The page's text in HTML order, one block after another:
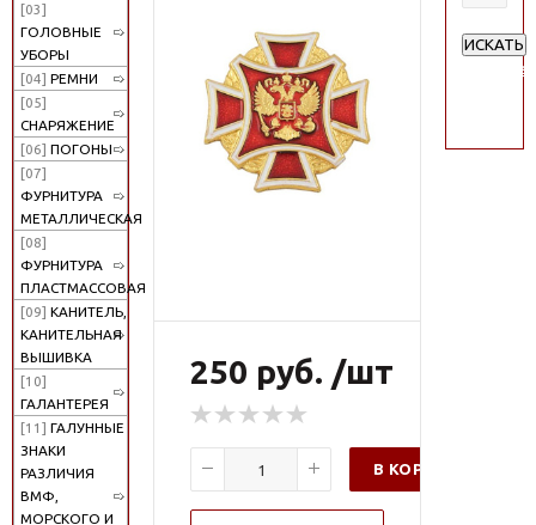
[03]
ГОЛОВНЫЕ
УБОРЫ
[04] РЕМНИ
[05]
СНАРЯЖЕНИЕ
[06] ПОГОНЫ
[07]
ФУРНИТУРА
МЕТАЛЛИЧЕСКАЯ
[08]
ФУРНИТУРА
ПЛАСТМАССОВАЯ
[09] КАНИТЕЛЬ,
КАНИТЕЛЬНАЯ
ВЫШИВКА
[10]
ГАЛАНТЕРЕЯ
[11] ГАЛУННЫЕ
ЗНАКИ
РАЗЛИЧИЯ
ВМФ,
МОРСКОГО И
250 руб. /шт
В КОРЗИНУ
ИСКАТЬ